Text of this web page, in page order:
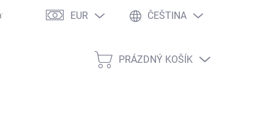
objednávky Zákaznické slevy Velkoobchod
EUR ČEŠTINA
NÁKUPNÍ
PRÁZDNÝ KOŠÍK